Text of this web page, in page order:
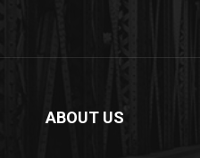
ABOUT US